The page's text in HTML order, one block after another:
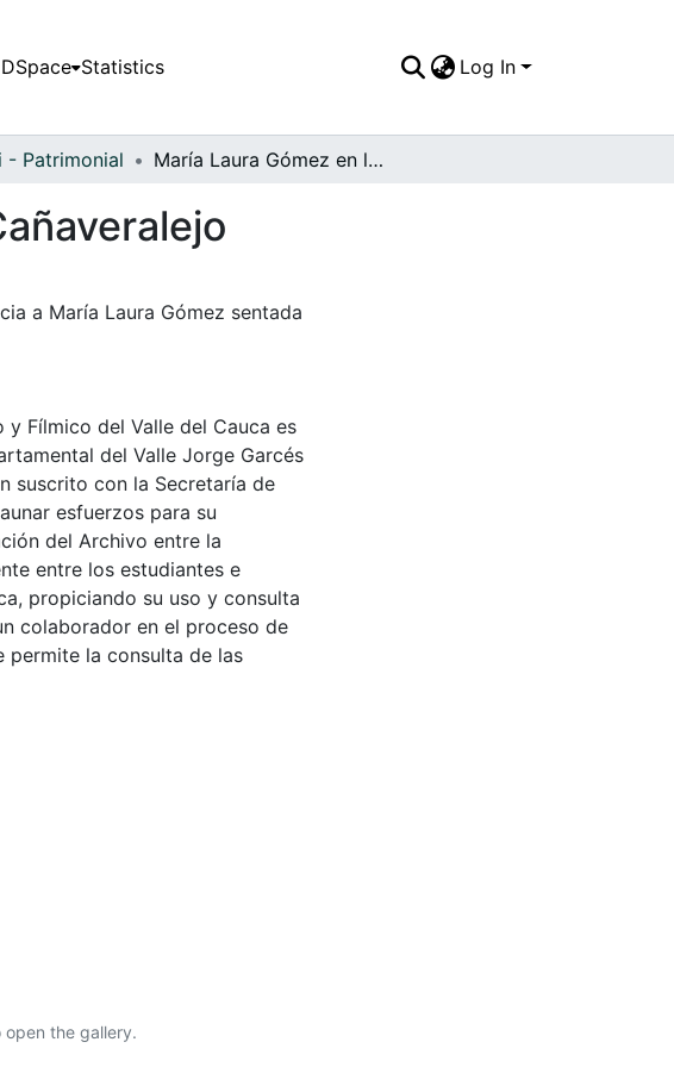
Statistics Log In
- Patrimonial María Laura Gómez en la plaza de toros Cañaveralejo
a María Laura Gómez sentada
Fílmico del Valle del Cauca es
del Valle Jorge Garcés
suscrito con la Secretaría de
esfuerzos para su
del Archivo entre la
entre los estudiantes e
propiciando su uso y consulta
colaborador en el proceso de
la consulta de las
open the gallery.